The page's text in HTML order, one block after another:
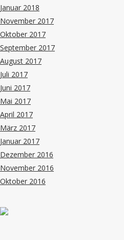
Januar 2018
November 2017
Oktober 2017
September 2017
August 2017
Juli 2017
Juni 2017
Mai 2017
April 2017
März 2017
Januar 2017
Dezember 2016
November 2016
Oktober 2016